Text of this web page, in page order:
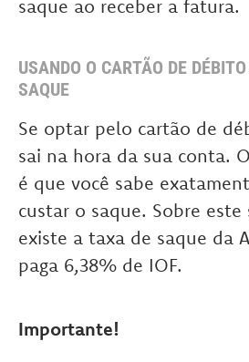
saque ao receber a fatura.
USANDO O CARTÃO DE
SAQUE
Se optar pelo cartão de
sai na hora da sua conta.
é que você sabe
custar o saque. Sobre
existe a taxa de saque da
paga 6,38% de IOF.
Importante!